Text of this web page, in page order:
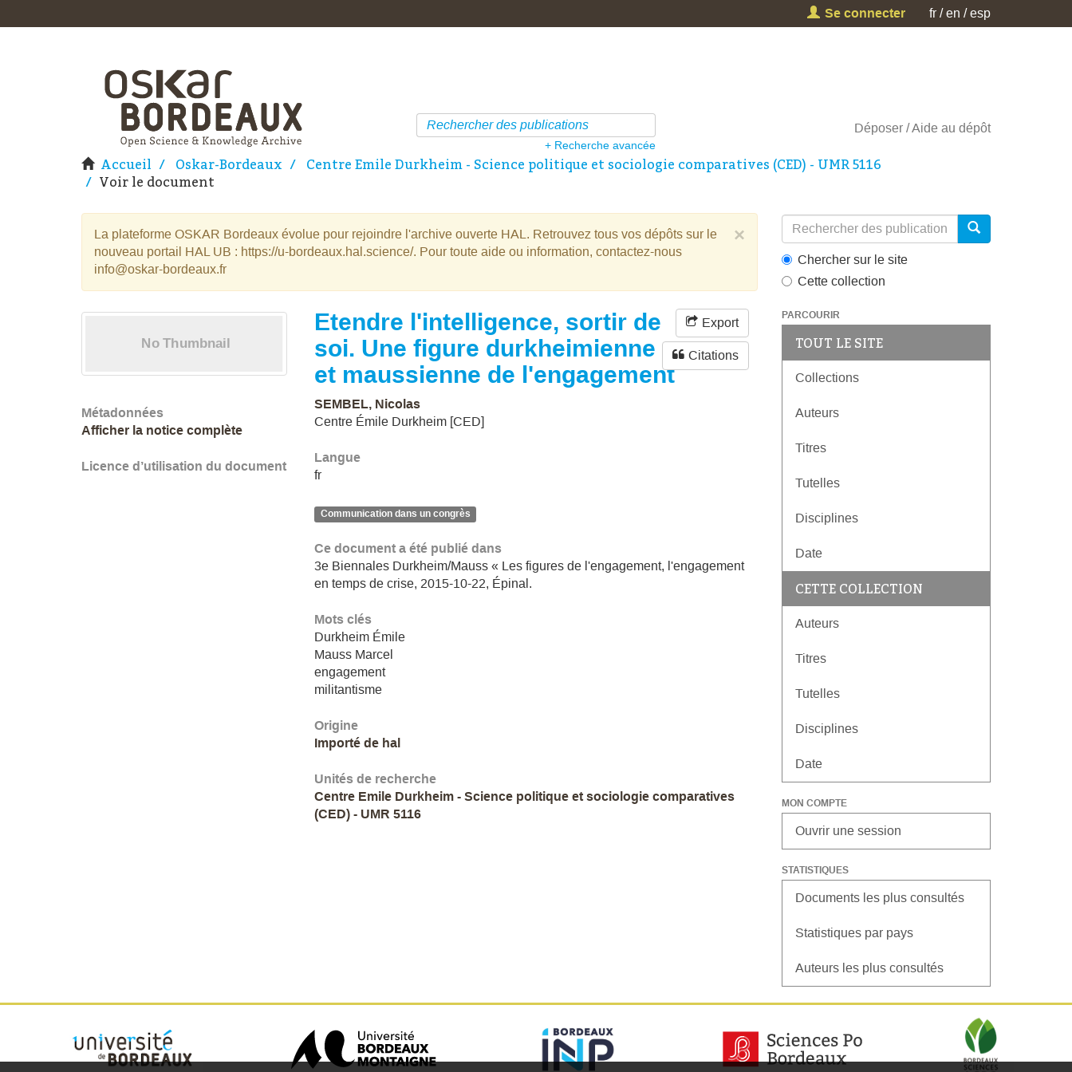
Se connecter fr en esp
+ Recherche avancée
Déposer Aide au dépôt
Accueil Oskar-Bordeaux
Centre Emile Durkheim - Science politique et sociologie comparatives (CED) - UMR 5116
Voir le document
×
La plateforme OSKAR Bordeaux évolue pour rejoindre l'archive ouverte HAL. Retrouvez tous vos dépôts sur le
nouveau portail HAL UB : https://u-bordeaux.hal.science/. Pour toute aide ou information, contactez-nous
info@oskar-bordeaux.fr
Métadonnées
Afficher la notice complète
Licence d’utilisation du document
Etendre l'intelligence, sortir de
soi. Une figure durkheimienne
et maussienne de l'engagement
Export
Citations
SEMBEL, Nicolas
Centre Émile Durkheim [CED]
Langue
fr
Communication dans un congrès
Ce document a été publié dans
3e Biennales Durkheim/Mauss « Les figures de l'engagement, l'engagement
en temps de crise, 2015-10-22, Épinal.
Mots clés
Durkheim Émile
Mauss Marcel
engagement
militantisme
Origine
Importé de hal
Unités de recherche
Centre Emile Durkheim - Science politique et sociologie comparatives
(CED) - UMR 5116
Chercher sur le site
Cette collection
PARCOURIR
TOUT LE SITE
Collections
Auteurs
Titres
Tutelles
Disciplines
Date
CETTE COLLECTION
Auteurs
Titres
Tutelles
Disciplines
Date
MON COMPTE
Ouvrir une session
STATISTIQUES
Documents les plus consultés
Statistiques par pays
Auteurs les plus consultés